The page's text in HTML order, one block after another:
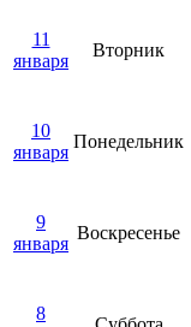
11
января
Вторник
10
января
Понедельник
9
января
Воскресенье
8